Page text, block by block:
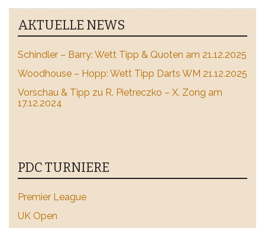
AKTUELLE NEWS
Schindler – Barry: Wett Tipp & Quoten am 21.12.2025
Woodhouse – Hopp: Wett Tipp Darts WM 21.12.2025
Vorschau & Tipp zu R. Pietreczko – X. Zong am
17.12.2024
PDC TURNIERE
Premier League
UK Open